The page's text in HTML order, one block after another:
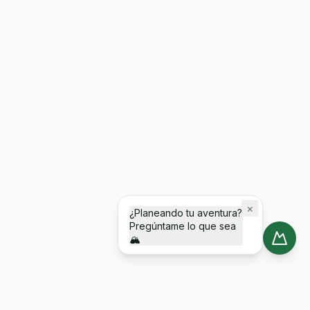
×
¿Planeando tu aventura?
Pregúntame lo que sea
🏔️